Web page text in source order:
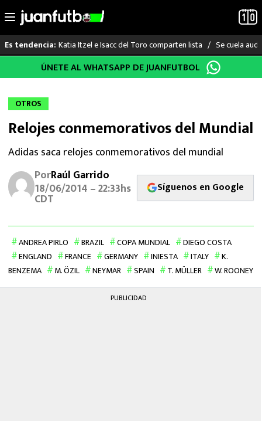
al
Es tendencia: Katia Itzel e Isacc del Toro comparten lista Se cuela
LO ÚLTIMO
LIGA MX
RAYADOS
PUMAS
ATLANTE
FUTBOL INTERNACIONAL
MEXICANOS EN EL EXTRANJERO
ÚNETE AL WHATSAPP DE JUANFUTBOL
OTROS
Relojes conmemorativos del Mundial
Adidas saca relojes conmemorativos del mundial
PorRaúl Garrido
18/06/2014 – 22:33hs
CDT
Síguenos en Google
ANDREA PIRLO BRAZIL COPA MUNDIAL
DIEGO COSTA
ENGLAND
FRANCE GERMANY INIESTA ITALY
K.
BENZEMA
M. ÖZIL NEYMAR SPAIN T. MÜLLER W. ROONEY
PUBLICIDAD